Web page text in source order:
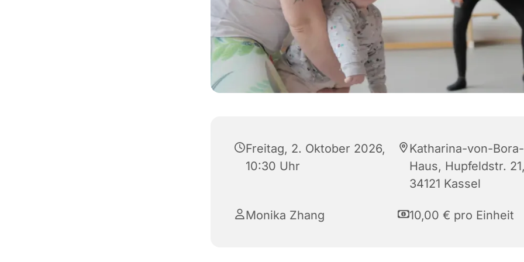
Freitag, 2. Oktober 2026,
10:30 Uhr
Katharina-von-Bora-
Haus, Hupfeldstr.
34121 Kassel
Monika Zhang 10,00 € pro Einheit